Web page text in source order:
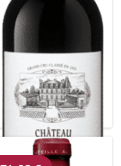
CHÂTEAU GRAND PUY
LACOSTE
5ième Grand Cru Classé
Red • 2013
PAUILLAC
Alcohol content : 13,5°